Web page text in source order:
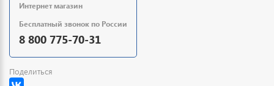
Интернет магазин
Бесплатный звонок по России
8 800 775-70-31
Поделиться